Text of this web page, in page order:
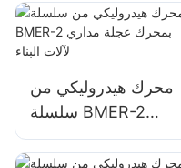
مداري لشركة دانفوس
محرك هيدروليكي من
سلسلة BMER-2
بمحرك عجلة مداري
لآلات البناء